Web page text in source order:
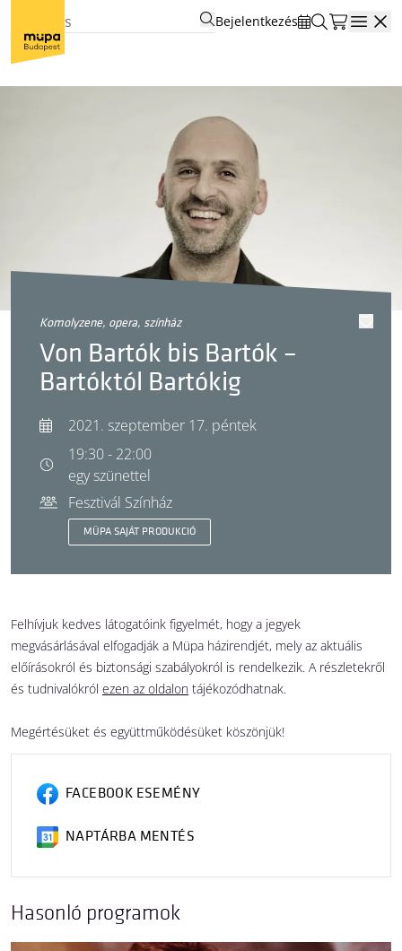
Bejelentkezés
komolyzene, opera, színház
Von Bartók bis Bartók –
Bartóktól Bartókig
2021. szeptember 17. péntek
19:30 - 22:00
egy szünettel
Fesztivál Színház
MÜPA SAJÁT PRODUKCIÓ
Felhívjuk kedves látogatóink figyelmét, hogy a jegyek
megvásárlásával elfogadják a Müpa házirendjét, mely az aktuális
előírásokról és biztonsági szabályokról is rendelkezik. A részletekről
és tudnivalókról ezen az oldalon tájékozódhatnak.
Megértésüket és együttműködésüket köszönjük!
FACEBOOK ESEMÉNY
NAPTÁRBA MENTÉS
Hasonló programok